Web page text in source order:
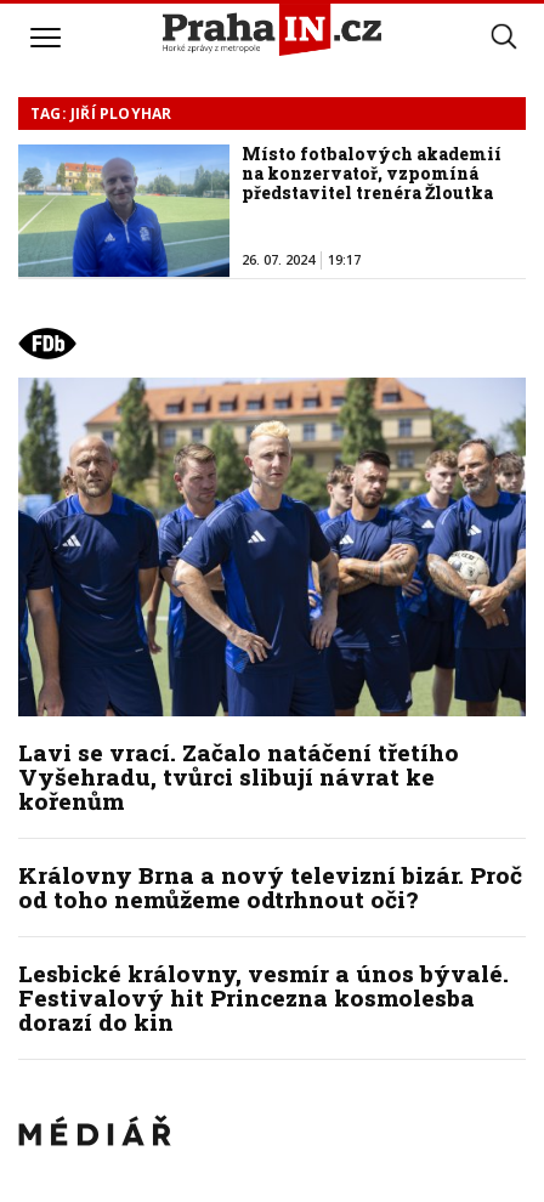
TAG: JIŘÍ PLOYHAR
Místo fotbalových akademií
na konzervatoř, vzpomíná
představitel trenéra Žloutka
26. 07. 2024 19:17
Lavi se vrací. Začalo natáčení třetího
Vyšehradu, tvůrci slibují návrat ke
kořenům
Královny Brna a nový televizní bizár. Proč
od toho nemůžeme odtrhnout oči?
Lesbické královny, vesmír a únos bývalé.
Festivalový hit Princezna kosmolesba
dorazí do kin